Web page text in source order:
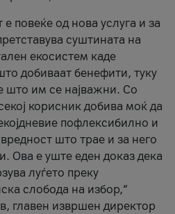
повеќе од нова услуга и за
суштината на
екосистем каде
добиваат бенефити, туку
што им се најважни. Со
корисник добива моќ да
пофлексибилно и
што трае и за него
Ова е уште еден доказ дека
луѓето преку
слобода на избор,“
главен извршен директор